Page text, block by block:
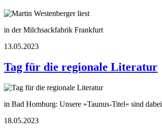
in der Milchsackfabrik Frankfurt
13.05.2023
Tag für die regionale Literatur
in Bad Homburg: Unsere »Taunus-Titel« sind dabei
18.05.2023